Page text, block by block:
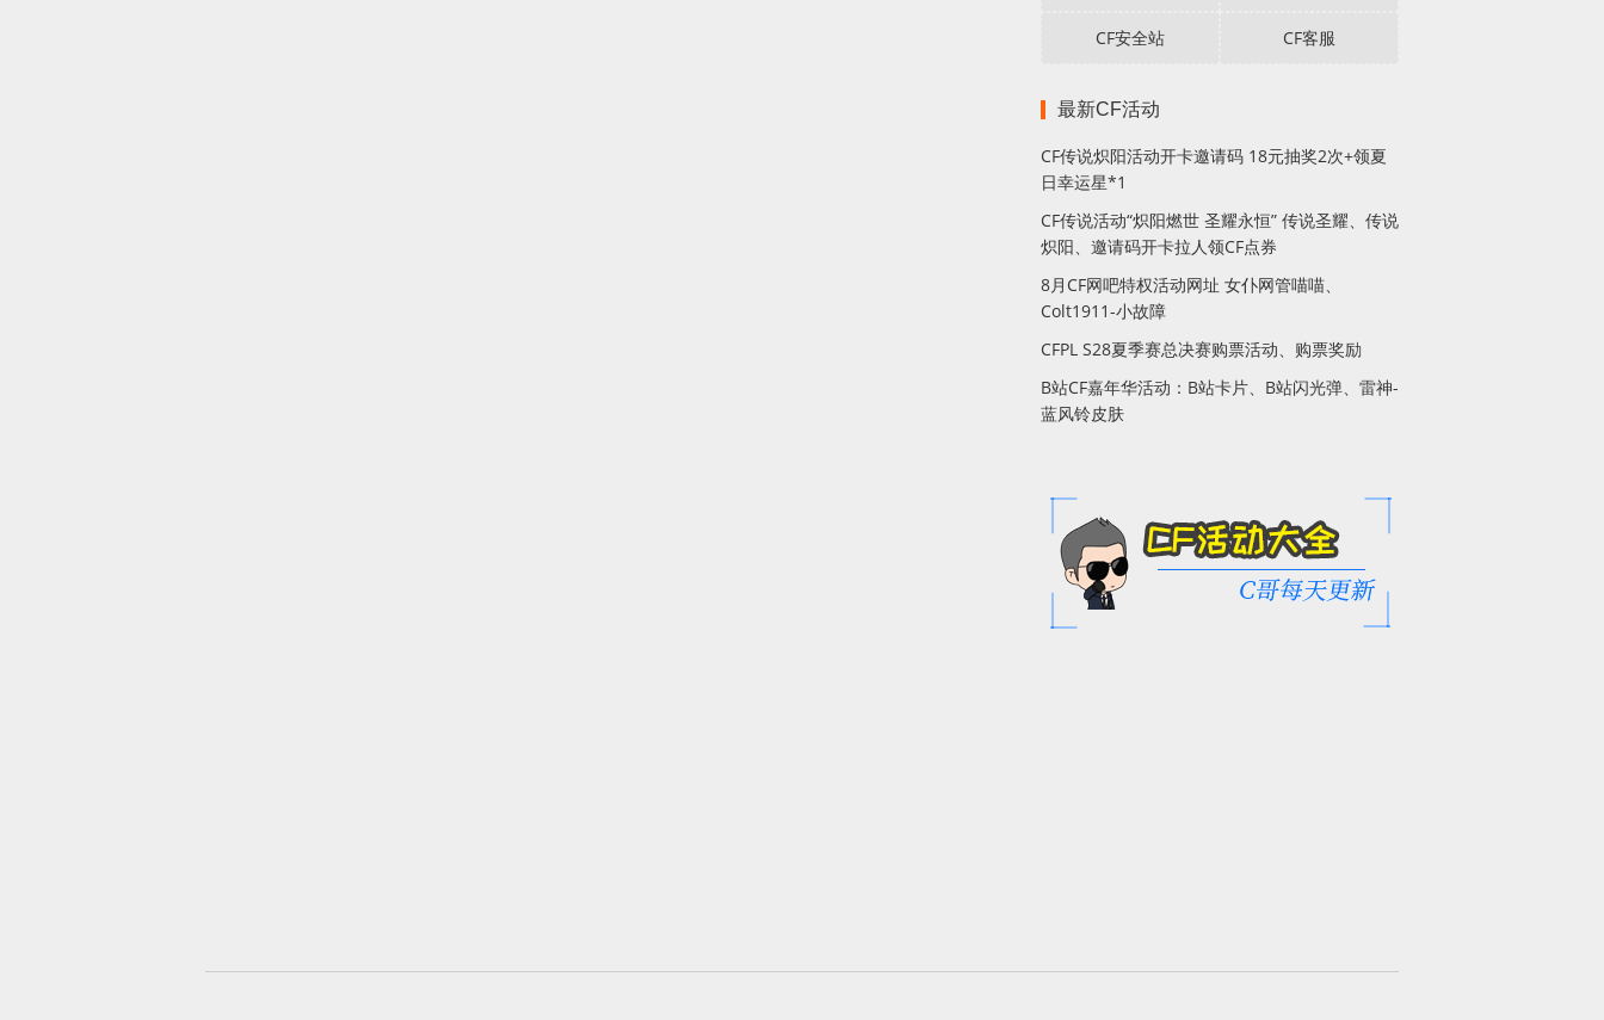
CF安全站 CF客服
最新CF活动
CF传说炽阳活动开卡邀请码 18元抽奖2次+领夏
日幸运星*1
CF传说活动“炽阳燃世 圣耀永恒” 传说圣耀、传说
炽阳、邀请码开卡拉人领CF点券
8月CF网吧特权活动网址 女仆网管喵喵、
Colt1911-小故障
CFPL S28夏季赛总决赛购票活动、购票奖励
B站CF嘉年华活动：B站卡片、B站闪光弹、雷神-
蓝风铃皮肤